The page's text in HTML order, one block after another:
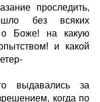
проследить,
без всяких
о Боже! на какую
и какой
выдавались за
когда по